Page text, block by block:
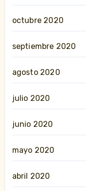
octubre 2020
septiembre 2020
agosto 2020
julio 2020
junio 2020
mayo 2020
abril 2020